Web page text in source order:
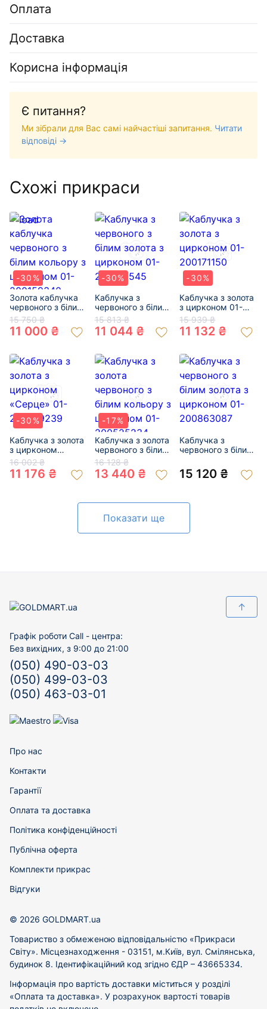
Оплата
Доставка
Корисна інформація
Є питання?
Ми зібрали для Вас самі найчастіші запитання. Читати
відповіді →
Схожі прикраси
-30%
Золота каблучка
червоного з білим
кольору з
цирконом 01-
200159340
15 750 ₴
11 000 ₴
-30%
Каблучка з
червоного з білим
золота з цирконом
01-200145545
15 813 ₴
11 044 ₴
-30%
Каблучка з золота
з цирконом 01-
200171150
15 939 ₴
11 132 ₴
-30%
Каблучка з золота
з цирконом
«Серце» 01-
200379239
16 002 ₴
11 176 ₴
-17%
Каблучка з золота
червоного з білим
кольору з
цирконом 01-
200525234
16 128 ₴
13 440 ₴
Каблучка з
червоного з білим
01-200863087
15 120 ₴
Показати ще
↑
Графік роботи Call - центра:
Без вихідних, з 9:00 до 21:00
(050) 490-03-03
(050) 499-03-03
(050) 463-03-01
Про нас
Контакти
Гарантії
Оплата та доставка
Політика конфіденційності
Публічна оферта
Комплекти прикрас
Відгуки
© 2026 GOLDMART.ua
Товариство з обмеженою відповідальністю «Прикраси
Світу». Місцезнаходження - 03151, м.Київ, вул. Смілянська,
будинок 8. Ідентифікаційний код згідно ЄДР – 43665334.
Інформація про вартість доставки міститься у розділі
«Оплата та доставка». У розрахунок вартості товарів